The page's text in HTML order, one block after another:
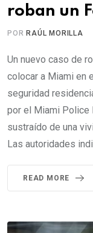
roban un
POR RAÚL MORILLA
Un nuevo caso de
colocar a Miami en
seguridad
por el Miami Police
sustraído de una
Las autoridades
READ MORE